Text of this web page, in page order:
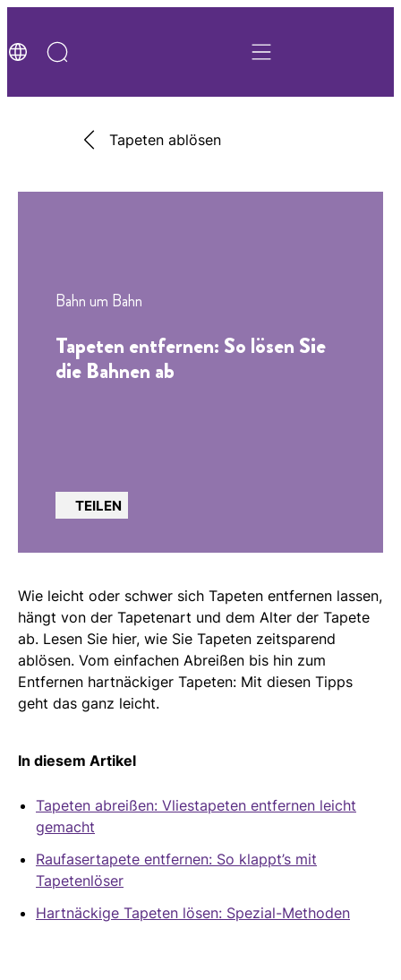
Tapeten ablösen
Bahn um Bahn
Tapeten entfernen: So lösen Sie
die Bahnen ab
TEILEN
Wie leicht oder schwer sich Tapeten entfernen lassen,
hängt von der Tapetenart und dem Alter der Tapete
ab. Lesen Sie hier, wie Sie Tapeten zeitsparend
ablösen. Vom einfachen Abreißen bis hin zum
Entfernen hartnäckiger Tapeten: Mit diesen Tipps
geht das ganz leicht.
In diesem Artikel
Tapeten abreißen: Vliestapeten entfernen leicht
gemacht
Raufasertapete entfernen: So klappt’s mit
Tapetenlöser
Hartnäckige Tapeten lösen: Spezial-Methoden